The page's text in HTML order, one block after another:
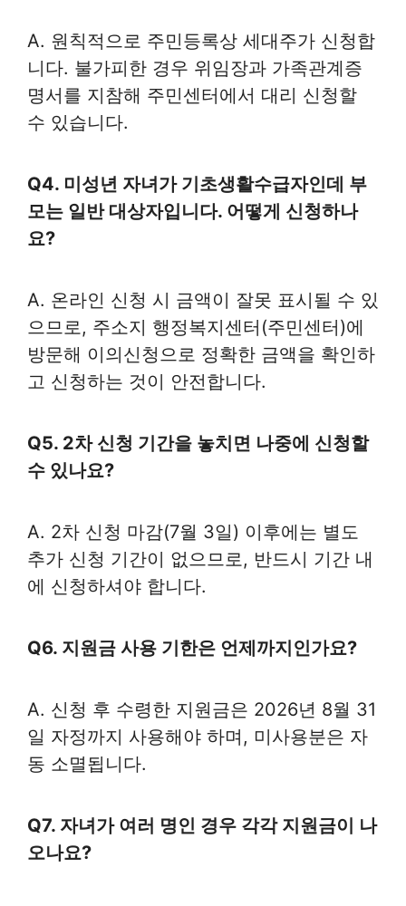
A. 원칙적으로 주민등록상 세대주가 신청합
니다. 불가피한 경우 위임장과 가족관계증
명서를 지참해 주민센터에서 대리 신청할
수 있습니다.
Q4. 미성년 자녀가 기초생활수급자인데 부
모는 일반 대상자입니다. 어떻게 신청하나
요?
A. 온라인 신청 시 금액이 잘못 표시될 수 있
으므로, 주소지 행정복지센터(주민센터)에
방문해 이의신청으로 정확한 금액을 확인하
고 신청하는 것이 안전합니다.
Q5. 2차 신청 기간을 놓치면 나중에 신청할
수 있나요?
A. 2차 신청 마감(7월 3일) 이후에는 별도
추가 신청 기간이 없으므로, 반드시 기간 내
에 신청하셔야 합니다.
Q6. 지원금 사용 기한은 언제까지인가요?
A. 신청 후 수령한 지원금은 2026년 8월 31
일 자정까지 사용해야 하며, 미사용분은 자
동 소멸됩니다.
Q7. 자녀가 여러 명인 경우 각각 지원금이 나
오나요?